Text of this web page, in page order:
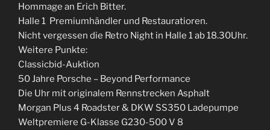
Hommage an Erich Bitter.
Halle 1 Premiumhändler und Restauratioren.
Nicht vergessen die Retro Night in Halle 1 ab 18.30Uhr.
Weitere Punkte:
Classicbid-Auktion
50 Jahre Porsche – Beyond Performance
Die Uhr mit originalem Rennstrecken Asphalt
Morgan Plus 4 Roadster & DKW SS350 Ladepumpe
Weltpremiere G-Klasse G230-500 V 8